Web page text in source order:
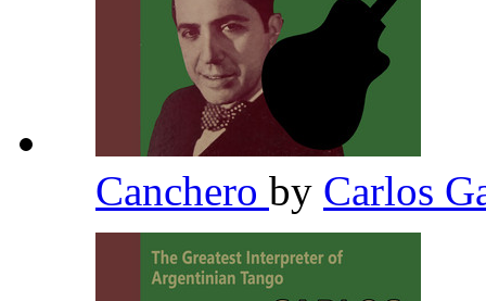
Canchero by Carlos